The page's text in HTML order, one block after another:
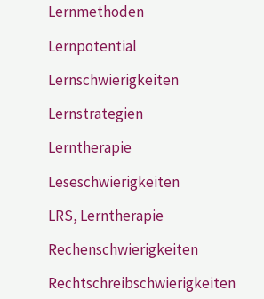
Lernmethoden
Lernpotential
Lernschwierigkeiten
Lernstrategien
Lerntherapie
Leseschwierigkeiten
LRS, Lerntherapie
Rechenschwierigkeiten
Rechtschreibschwierigkeiten